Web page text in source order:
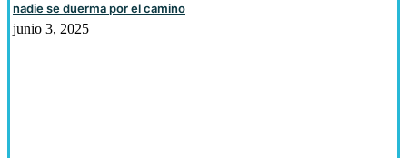
nadie se duerma por el camino
junio 3, 2025